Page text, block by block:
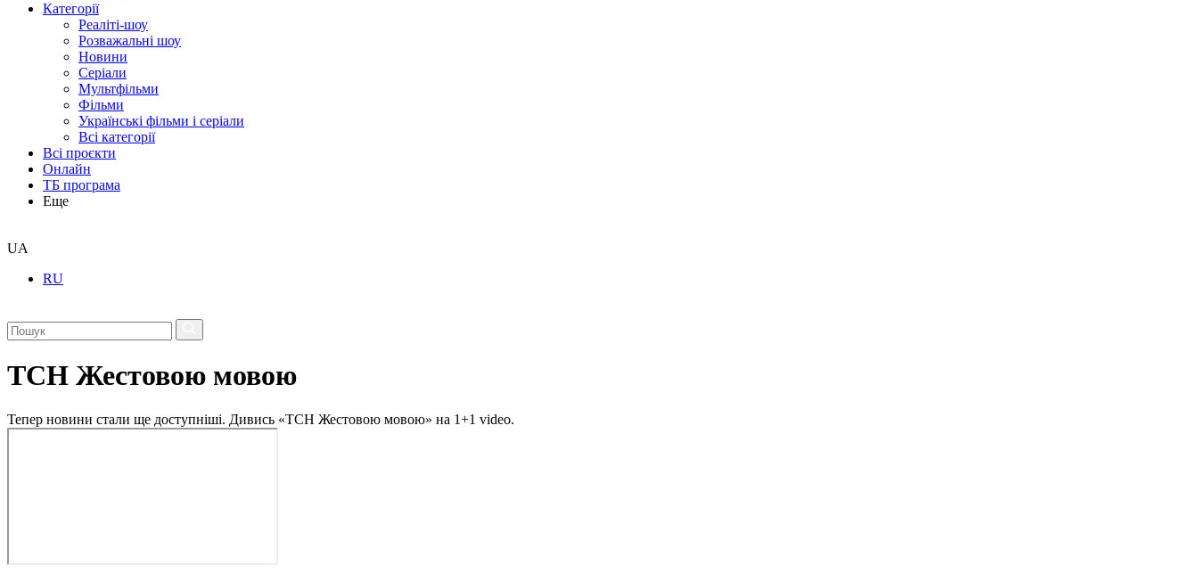
Категорії
Реаліті-шоу
Розважальні шоу
Новини
Серіали
Мультфільми
Фільми
Українські фільми і серіали
Всі категорії
Всі проєкти
Онлайн
ТБ програма
Еще
UA
RU
ТСН Жестовою мовою
Тепер новини стали ще доступніші. Дивись «ТСН Жестовою мовою» на 1+1 video.